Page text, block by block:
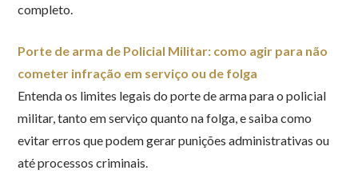
completo.
Porte de arma de Policial Militar: como agir para não
cometer infração em serviço ou de folga
Entenda os limites legais do porte de arma para o policial
militar, tanto em serviço quanto na folga, e saiba como
evitar erros que podem gerar punições administrativas ou
até processos criminais.